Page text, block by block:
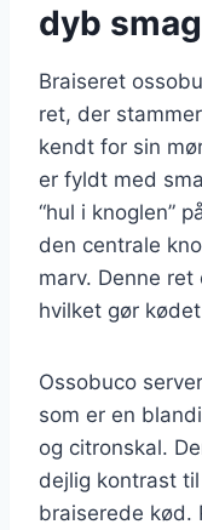
dyb smag
Braiseret
ret, der
kendt for sin
er fyldt med
“hul i knoglen”
den centrale
marv. Denne
hvilket gør
Ossobuco
som er en
og citronskal.
dejlig kontrast
braiserede kød.